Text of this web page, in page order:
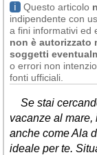
ℹ Questo articolo
indipendente con
a fini informativi ed
non è autorizzato
soggetti
o errori non
fonti ufficiali.
Se stai
vacanze al mare,
anche comeAla
ideale per te.